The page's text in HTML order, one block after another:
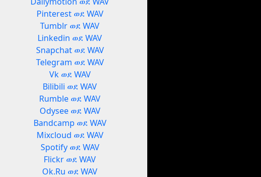
Pinterest ወደ WAV
Tumblr ወደ WAV
Linkedin ወደ WAV
Snapchat ወደ WAV
Telegram ወደ WAV
Vk ወደ WAV
Bilibili ወደ WAV
Rumble ወደ WAV
Odysee ወደ WAV
Bandcamp ወደ WAV
Mixcloud ወደ WAV
Spotify ወደ WAV
Flickr ወደ WAV
Ok.Ru ወደ WAV